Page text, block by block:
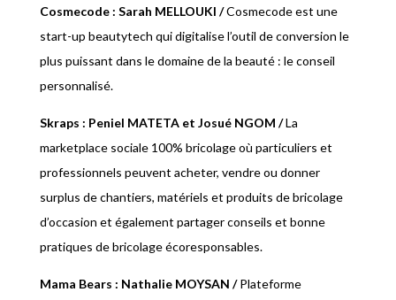
Cosmecode : Sarah MELLOUKI /Cosmecode est une
start-up beautytech qui digitalise l’outil de conversion le
plus puissant dans le domaine de la beauté : le conseil
personnalisé.
Skraps : Peniel MATETA et Josué NGOM /La
marketplace sociale 100% bricolage où particuliers et
professionnels peuvent acheter, vendre ou donner
surplus de chantiers, matériels et produits de bricolage
d’occasion et également partager conseils et bonne
pratiques de bricolage écoresponsables.
Mama Bears : Nathalie MOYSAN /Plateforme